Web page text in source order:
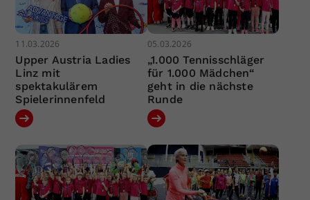
11.03.2026
Upper Austria Ladies
Linz mit
spektakulärem
Spielerinnenfeld
05.03.2026
„1.000 Tennisschläger
für 1.000 Mädchen“
geht in die nächste
Runde